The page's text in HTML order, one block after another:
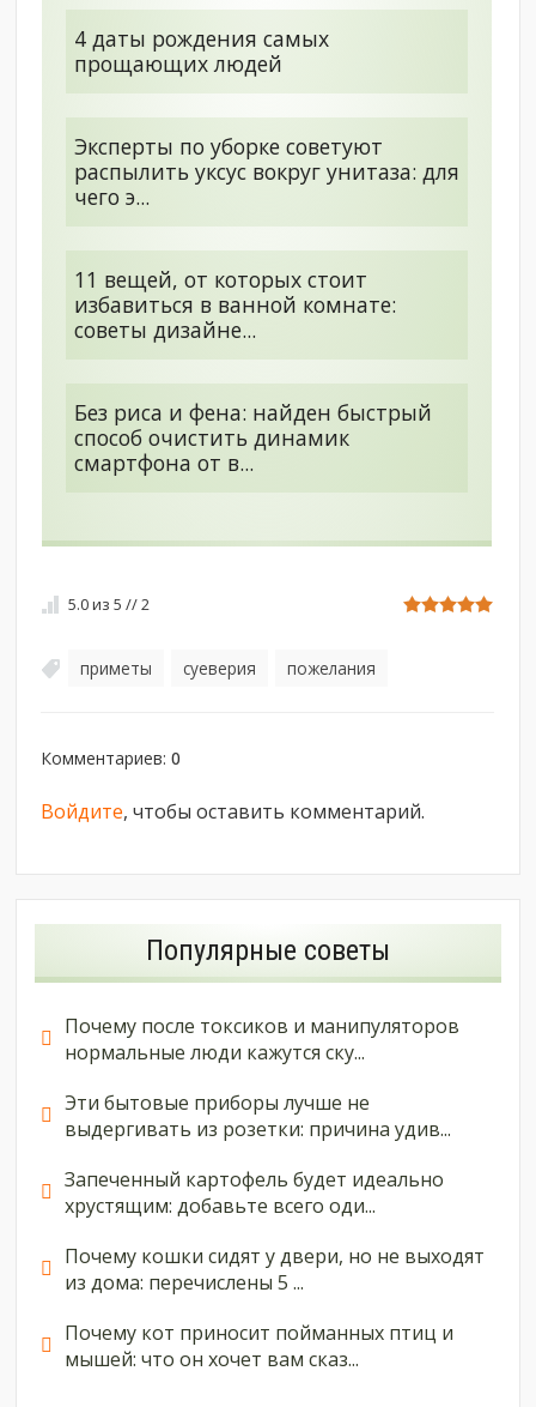
4 даты рождения самых
прощающих людей
Эксперты по уборке советуют
распылить уксус вокруг унитаза: для
чего э...
11 вещей, от которых стоит
избавиться в ванной комнате:
советы дизайне...
Без риса и фена: найден быстрый
способ очистить динамик
смартфона от в...
5.0из5 //2
приметы суеверия пожелания
Комментариев:0
Войдите, чтобы оставить комментарий.
Популярные советы
Почему после токсиков и манипуляторов
нормальные люди кажутся ску...
Эти бытовые приборы лучше не
выдергивать из розетки: причина удив...
Запеченный картофель будет идеально
хрустящим: добавьте всего оди...
Почему кошки сидят у двери, но не выходят
из дома: перечислены 5 ...
Почему кот приносит пойманных птиц и
мышей: что он хочет вам сказ...